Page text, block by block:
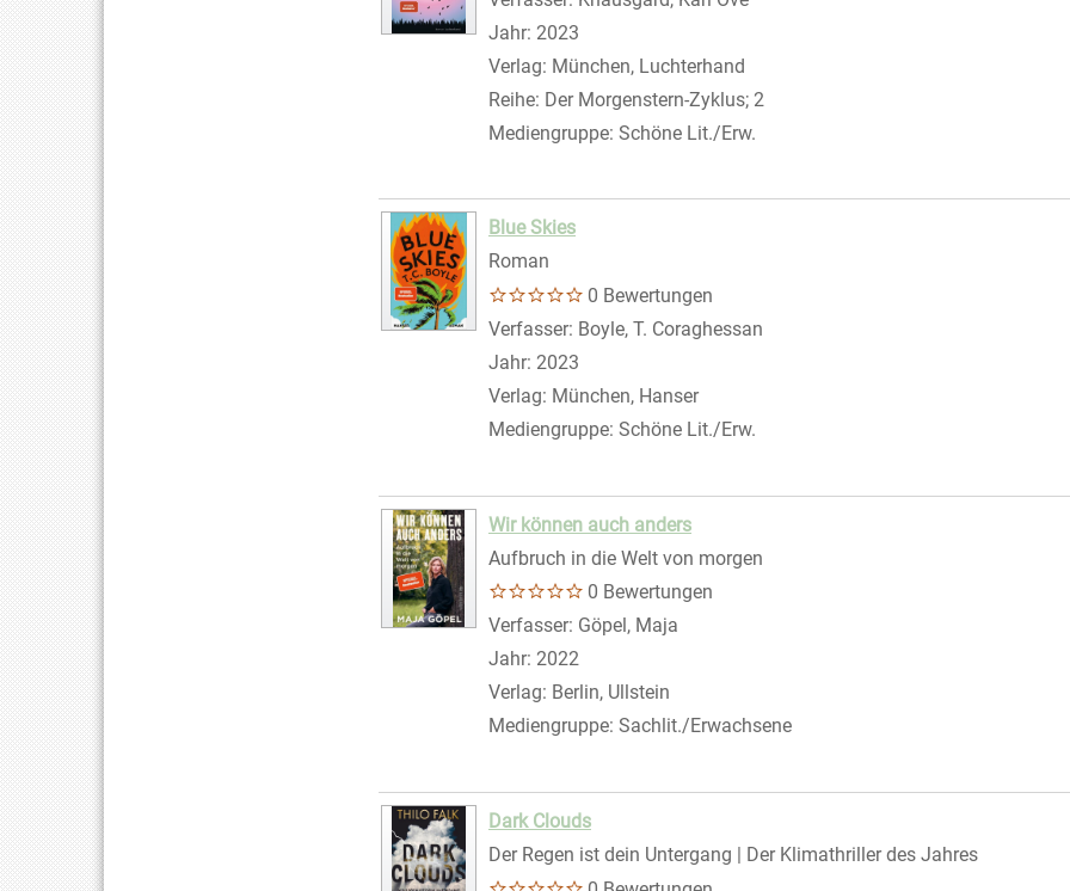
Jahr: 2023
Verlag: München, Luchterhand
Reihe: Der Morgenstern-Zyklus; 2
Mediengruppe: Schöne Lit./Erw.
Blue Skies
Roman
0 Bewertungen
Verfasser: Boyle, T. Coraghessan
Jahr: 2023
Verlag: München, Hanser
Mediengruppe: Schöne Lit./Erw.
Wir können auch anders
Aufbruch in die Welt von morgen
0 Bewertungen
Verfasser: Göpel, Maja
Jahr: 2022
Verlag: Berlin, Ullstein
Mediengruppe: Sachlit./Erwachsene
Dark Clouds
Der Regen ist dein Untergang | Der Klimathriller des Jahres